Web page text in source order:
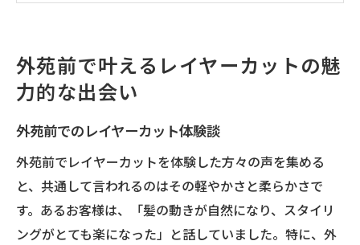
外苑前でのレイヤーカットの最新トレンド
ロングレイヤーカットで軽やかさを手に入れる
秘訣
ロングレイヤーカットの基本技術
髪を軽やかに見せるポイント
日常でも崩れにくいスタイリング方法
レイヤーカットでエレガントな印象を
外苑前で叶えるレイヤーカットの魅
力的な出会い
外苑前でのレイヤーカット体験談
外苑前でレイヤーカットを体験した方々の声を集める
と、共通して言われるのはその軽やかさと柔らかさで
す。あるお客様は、「髪の動きが自然になり、スタイリ
ングがとても楽になった」と話していました。特に、外